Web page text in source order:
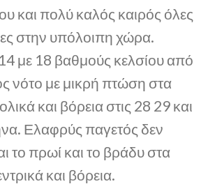
και πολύ καλός καιρός όλες
στην υπόλοιπη χώρα.
με 18 βαθμούς κελσίου από
νότο με μικρή πτώση στα
και βόρεια στις 28 29 και
Ελαφρύς παγετός δεν
το πρωί και το βράδυ στα
και βόρεια.